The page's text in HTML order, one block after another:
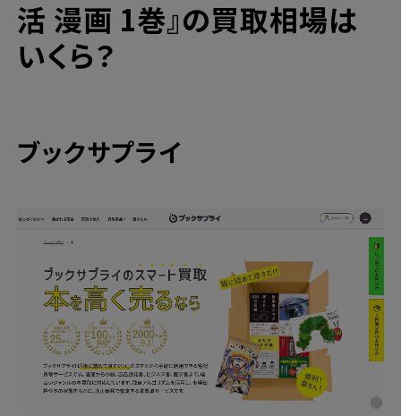
活 漫画 1巻』の買取相場は
いくら？
ブックサプライ